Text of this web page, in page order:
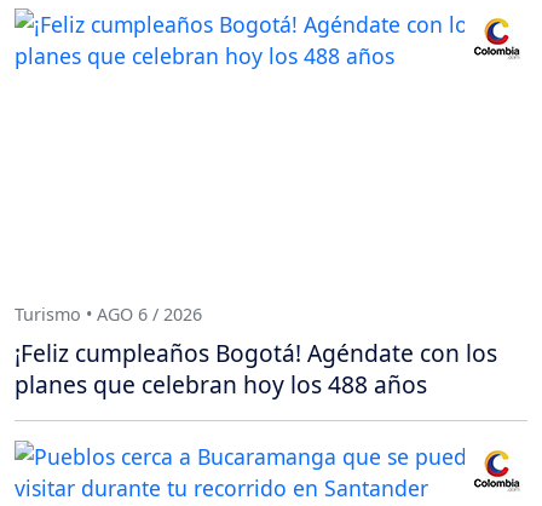
Turismo • AGO 6 / 2026
¡Feliz cumpleaños Bogotá! Agéndate con los
planes que celebran hoy los 488 años